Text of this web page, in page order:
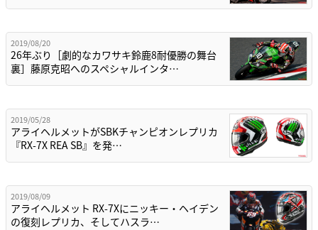
2019/08/20
26年ぶり［劇的なカワサキ鈴鹿8耐優勝の舞台
裏］藤原克昭へのスペシャルインタ…
2019/05/28
アライヘルメットがSBKチャンピオンレプリカ
『RX-7X REA SB』を発…
2019/08/09
アライヘルメット RX-7Xにニッキー・ヘイデン
の復刻レプリカ、そしてハスラ…